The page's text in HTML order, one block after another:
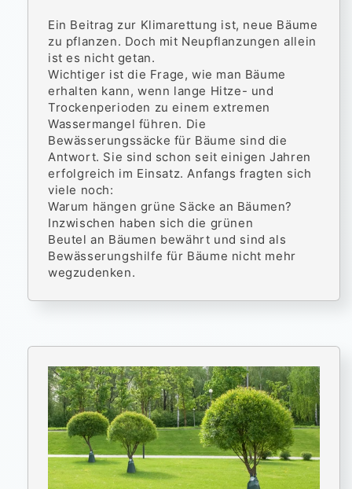
Ein Beitrag zur Klimarettung ist, neue Bäume
zu pflanzen. Doch mit Neupflanzungen allein
ist es nicht getan.
Wichtiger ist die Frage, wie man Bäume
erhalten kann, wenn lange Hitze- und
Trockenperioden zu einem extremen
Wassermangel führen. Die
Bewässerungssäcke für Bäume sind die
Antwort. Sie sind schon seit einigen Jahren
erfolgreich im Einsatz. Anfangs fragten sich
viele noch:
Warum hängen grüne Säcke an Bäumen?
Inzwischen haben sich die grünen
Beutel an Bäumen bewährt und sind als
Bewässerungshilfe für Bäume nicht mehr
wegzudenken.